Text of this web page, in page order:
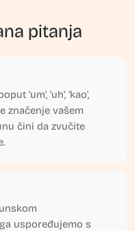
pitanja
'um', 'uh', 'kao',
značenje vašem
čini da zvučite
uspoređujemo s